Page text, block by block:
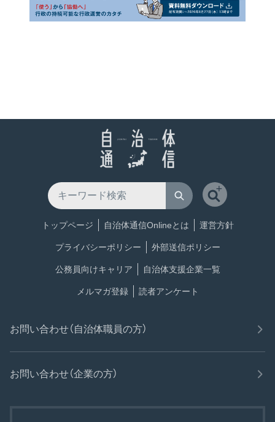
トップページ 自治体通信Onlineとは 運営方針
プライバシーポリシー 外部送信ポリシー
公務員向けキャリア 自治体支援企業一覧
メルマガ登録 読者アンケート
お問い合わせ（自治体職員の方）
お問い合わせ（企業の方）